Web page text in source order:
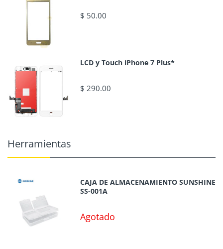
$ 50.00
LCD y Touch iPhone 7 Plus*
$ 290.00
Herramientas
CAJA DE ALMACENAMIENTO SUNSHINE
SS-001A
Agotado